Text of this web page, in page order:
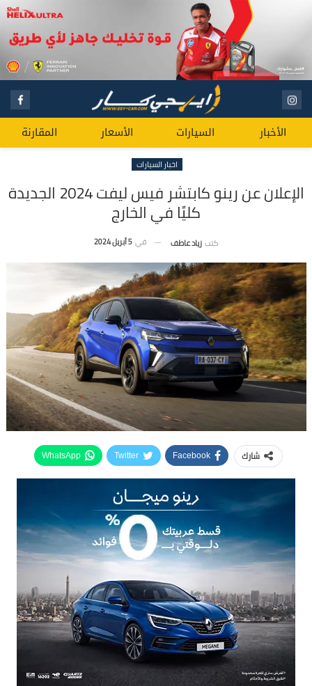
الأخبار السيارات الأسعار المقارنة
اخبار السيارات
الإعلان عن رينو كابتشر فيس ليفت 2024 الجديدة
كليًا في الخارج
كتب زياد عاطف في 5 أبريل 2024
شارك Facebook
Twitter
WhatsApp